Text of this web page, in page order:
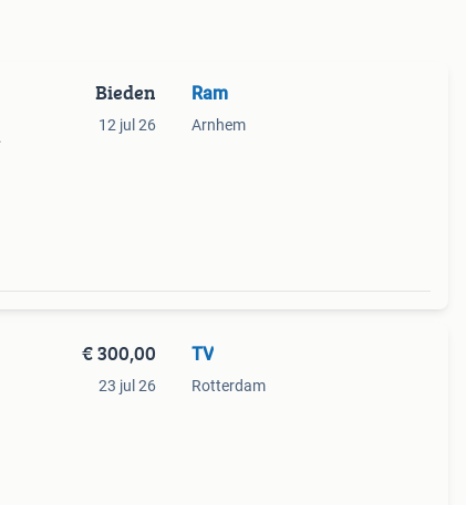
Bieden
12 jul 26
Ram
Arnhem
€ 300,00
23 jul 26
TV
Rotterdam